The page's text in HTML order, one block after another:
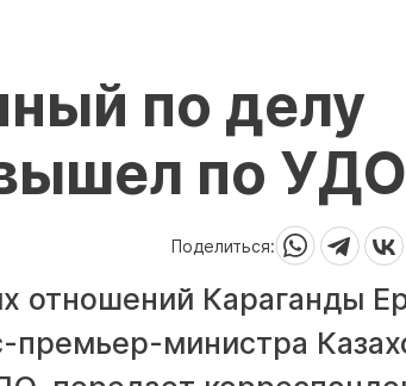
по делу
по УДО
Поделиться:
отношений Караганды
министра